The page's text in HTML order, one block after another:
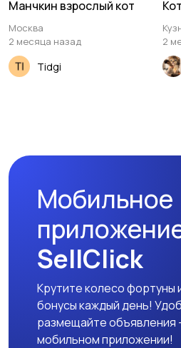
Манчкин взрослый кот
Москва
2 месяца назад
Tidgi
2
Мобильное
SellClick
Крутите колесо фортуны
бонусы каждый день!
размещайте объявления
мобильном приложении!